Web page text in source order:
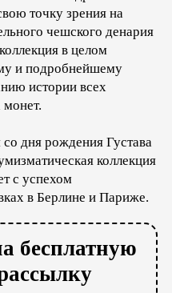
точку зрения на
чешского денария
в целом
и подробнейшему
истории всех
монет.
дня рождения Густава
коллекция
с успехом
в Берлине и Париже.
бесплатную